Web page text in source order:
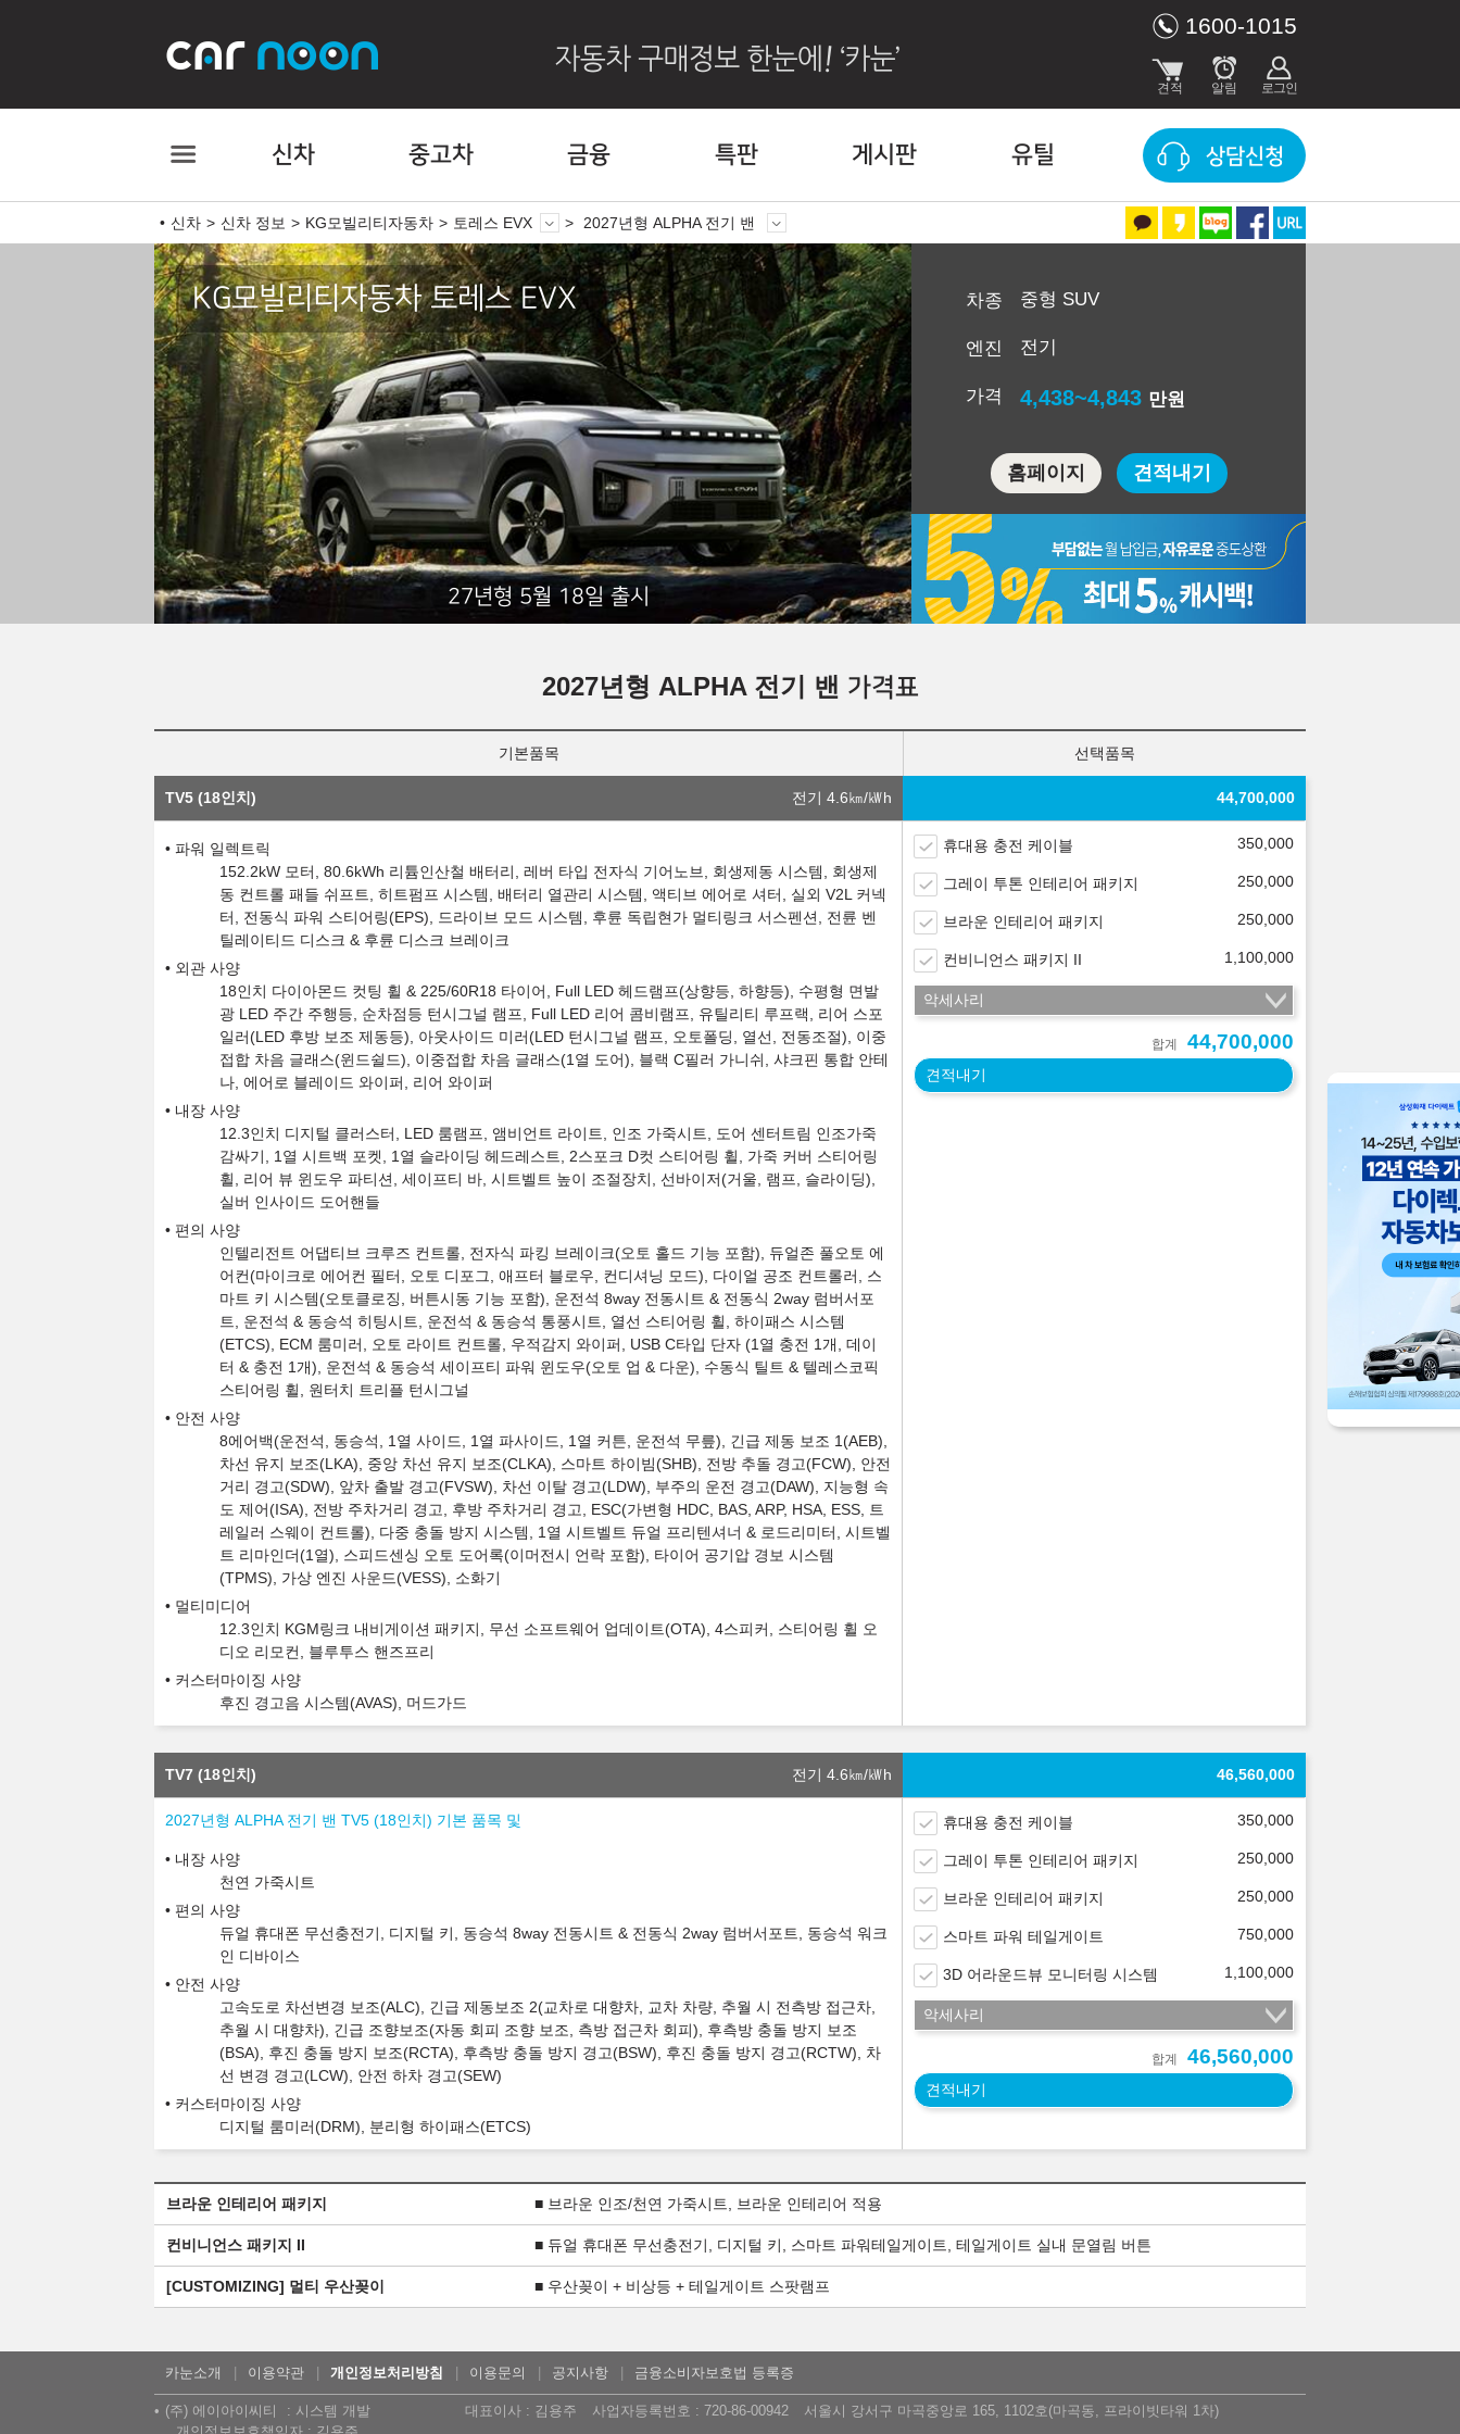
1600-1015
신차 중고차 금융 특판 게시판 유틸 상담신청
신차 신차 정보 KG모빌리티자동차 토레스 EVX 2027년형 ALPHA 전기 밴
KG모빌리티자동차 토레스 EVX
27년형 5월 18일 출시
차종 중형 SUV
엔진 전기
가격 4,438~4,843 만원
홈페이지 견적내기
2027년형 ALPHA 전기 밴 가격표
기본품목 선택품목
TV5 (18인치) 전기 4.6㎞/㎾h 44,700,000
파워 일렉트릭
152.2kW 모터, 80.6kWh 리튬인산철 배터리, 레버 타입 전자식 기어노브, 회생제동 시스템, 회생제
동 컨트롤 패들 쉬프트, 히트펌프 시스템, 배터리 열관리 시스템, 액티브 에어로 셔터, 실외 V2L 커넥
터, 전동식 파워 스티어링(EPS), 드라이브 모드 시스템, 후륜 독립현가 멀티링크 서스펜션, 전륜 벤
틸레이티드 디스크 & 후륜 디스크 브레이크
외관 사양
18인치 다이아몬드 컷팅 휠 & 225/60R18 타이어, Full LED 헤드램프(상향등, 하향등), 수평형 면발
광 LED 주간 주행등, 순차점등 턴시그널 램프, Full LED 리어 콤비램프, 유틸리티 루프랙, 리어 스포
일러(LED 후방 보조 제동등), 아웃사이드 미러(LED 턴시그널 램프, 오토폴딩, 열선, 전동조절), 이중
접합 차음 글래스(윈드쉴드), 이중접합 차음 글래스(1열 도어), 블랙 C필러 가니쉬, 샤크핀 통합 안테
나, 에어로 블레이드 와이퍼, 리어 와이퍼
내장 사양
12.3인치 디지털 클러스터, LED 룸램프, 앰비언트 라이트, 인조 가죽시트, 도어 센터트림 인조가죽
감싸기, 1열 시트백 포켓, 1열 슬라이딩 헤드레스트, 2스포크 D컷 스티어링 휠, 가죽 커버 스티어링
휠, 리어 뷰 윈도우 파티션, 세이프티 바, 시트벨트 높이 조절장치, 선바이저(거울, 램프, 슬라이딩),
실버 인사이드 도어핸들
편의 사양
인텔리전트 어댑티브 크루즈 컨트롤, 전자식 파킹 브레이크(오토 홀드 기능 포함), 듀얼존 풀오토 에
어컨(마이크로 에어컨 필터, 오토 디포그, 애프터 블로우, 컨디셔닝 모드), 다이얼 공조 컨트롤러, 스
마트 키 시스템(오토클로징, 버튼시동 기능 포함), 운전석 8way 전동시트 & 전동식 2way 럼버서포
트, 운전석 & 동승석 히팅시트, 운전석 & 동승석 통풍시트, 열선 스티어링 휠, 하이패스 시스템
(ETCS), ECM 룸미러, 오토 라이트 컨트롤, 우적감지 와이퍼, USB C타입 단자 (1열 충전 1개, 데이
터 & 충전 1개), 운전석 & 동승석 세이프티 파워 윈도우(오토 업 & 다운), 수동식 틸트 & 텔레스코픽
스티어링 휠, 원터치 트리플 턴시그널
안전 사양
8에어백(운전석, 동승석, 1열 사이드, 1열 파사이드, 1열 커튼, 운전석 무릎), 긴급 제동 보조 1(AEB),
차선 유지 보조(LKA), 중앙 차선 유지 보조(CLKA), 스마트 하이빔(SHB), 전방 추돌 경고(FCW), 안전
거리 경고(SDW), 앞차 출발 경고(FVSW), 차선 이탈 경고(LDW), 부주의 운전 경고(DAW), 지능형 속
도 제어(ISA), 전방 주차거리 경고, 후방 주차거리 경고, ESC(가변형 HDC, BAS, ARP, HSA, ESS, 트
레일러 스웨이 컨트롤), 다중 충돌 방지 시스템, 1열 시트벨트 듀얼 프리텐셔너 & 로드리미터, 시트벨
트 리마인더(1열), 스피드센싱 오토 도어록(이머전시 언락 포함), 타이어 공기압 경보 시스템
(TPMS), 가상 엔진 사운드(VESS), 소화기
멀티미디어
12.3인치 KGM링크 내비게이션 패키지, 무선 소프트웨어 업데이트(OTA), 4스피커, 스티어링 휠 오
디오 리모컨, 블루투스 핸즈프리
커스터마이징 사양
후진 경고음 시스템(AVAS), 머드가드
휴대용 충전 케이블 350,000
그레이 투톤 인테리어 패키지 250,000
브라운 인테리어 패키지 250,000
컨비니언스 패키지 II 1,100,000
악세사리
합계 44,700,000
견적내기
TV7 (18인치) 전기 4.6㎞/㎾h 46,560,000
2027년형 ALPHA 전기 밴 TV5 (18인치) 기본 품목 및
내장 사양
천연 가죽시트
편의 사양
듀얼 휴대폰 무선충전기, 디지털 키, 동승석 8way 전동시트 & 전동식 2way 럼버서포트, 동승석 워크
인 디바이스
안전 사양
고속도로 차선변경 보조(ALC), 긴급 제동보조 2(교차로 대향차, 교차 차량, 추월 시 전측방 접근차,
추월 시 대향차), 긴급 조향보조(자동 회피 조향 보조, 측방 접근차 회피), 후측방 충돌 방지 보조
(BSA), 후진 충돌 방지 보조(RCTA), 후측방 충돌 방지 경고(BSW), 후진 충돌 방지 경고(RCTW), 차
선 변경 경고(LCW), 안전 하차 경고(SEW)
커스터마이징 사양
디지털 룸미러(DRM), 분리형 하이패스(ETCS)
휴대용 충전 케이블 350,000
그레이 투톤 인테리어 패키지 250,000
브라운 인테리어 패키지 250,000
스마트 파워 테일게이트 750,000
3D 어라운드뷰 모니터링 시스템 1,100,000
악세사리
합계 46,560,000
견적내기
브라운 인테리어 패키지 ■ 브라운 인조/천연 가죽시트, 브라운 인테리어 적용
컨비니언스 패키지 II ■ 듀얼 휴대폰 무선충전기, 디지털 키, 스마트 파워테일게이트, 테일게이트 실내 문열림 버튼
[CUSTOMIZING] 멀티 우산꽂이 ■ 우산꽂이 + 비상등 + 테일게이트 스팟램프
카눈소개 이용약관 개인정보처리방침 이용문의 공지사항 금융소비자보호법 등록증
(주) 에이아이씨티 시스템 개발 대표이사 : 김용주 사업자등록번호 : 720-86-00942
서울시 강서구 마곡중앙로 165, 1102호(마곡동, 프라이빗타워 1차)